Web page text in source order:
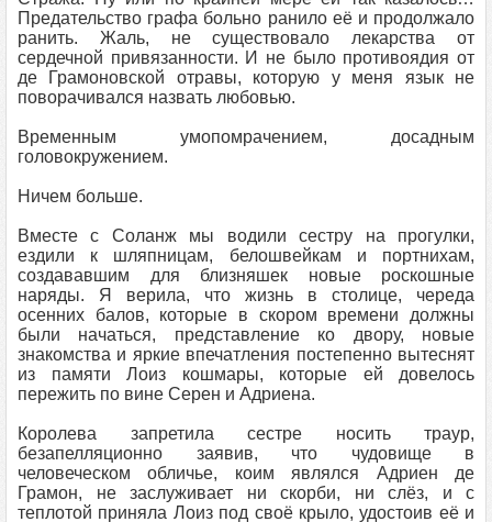
Предательство графа больно ранило её и продолжало
ранить. Жаль, не существовало лекарства от
сердечной привязанности. И не было противоядия от
де Грамоновской отравы, которую у меня язык не
поворачивался назвать любовью.
Временным умопомрачением, досадным
головокружением.
Ничем больше.
Вместе с Соланж мы водили сестру на прогулки,
ездили к шляпницам, белошвейкам и портнихам,
создававшим для близняшек новые роскошные
наряды. Я верила, что жизнь в столице, череда
осенних балов, которые в скором времени должны
были начаться, представление ко двору, новые
знакомства и яркие впечатления постепенно вытеснят
из памяти Лоиз кошмары, которые ей довелось
пережить по вине Серен и Адриена.
Королева запретила сестре носить траур,
безапелляционно заявив, что чудовище в
человеческом обличье, коим являлся Адриен де
Грамон, не заслуживает ни скорби, ни слёз, и с
теплотой приняла Лоиз под своё крыло, удостоив её и